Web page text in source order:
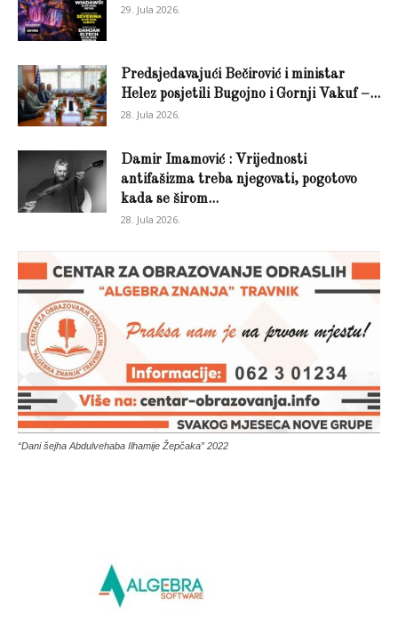
29. Jula 2026.
Predsjedavajući Bečirović i ministar
Helez posjetili Bugojno i Gornji Vakuf –...
28. Jula 2026.
Damir Imamović : Vrijednosti
antifašizma treba njegovati, pogotovo
kada se širom...
28. Jula 2026.
“Dani šejha Abdulvehaba Ilhamije Žepčaka” 2022